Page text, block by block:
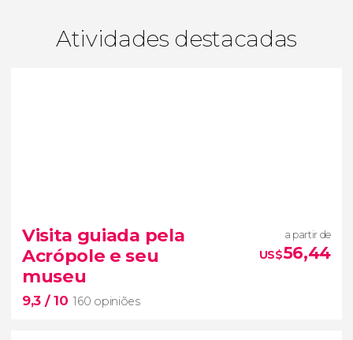
Atividades destacadas
Visita guiada pela
Acrópole e seu
museu
9,3 / 10 160 opiniões
a partir de
US$56,44